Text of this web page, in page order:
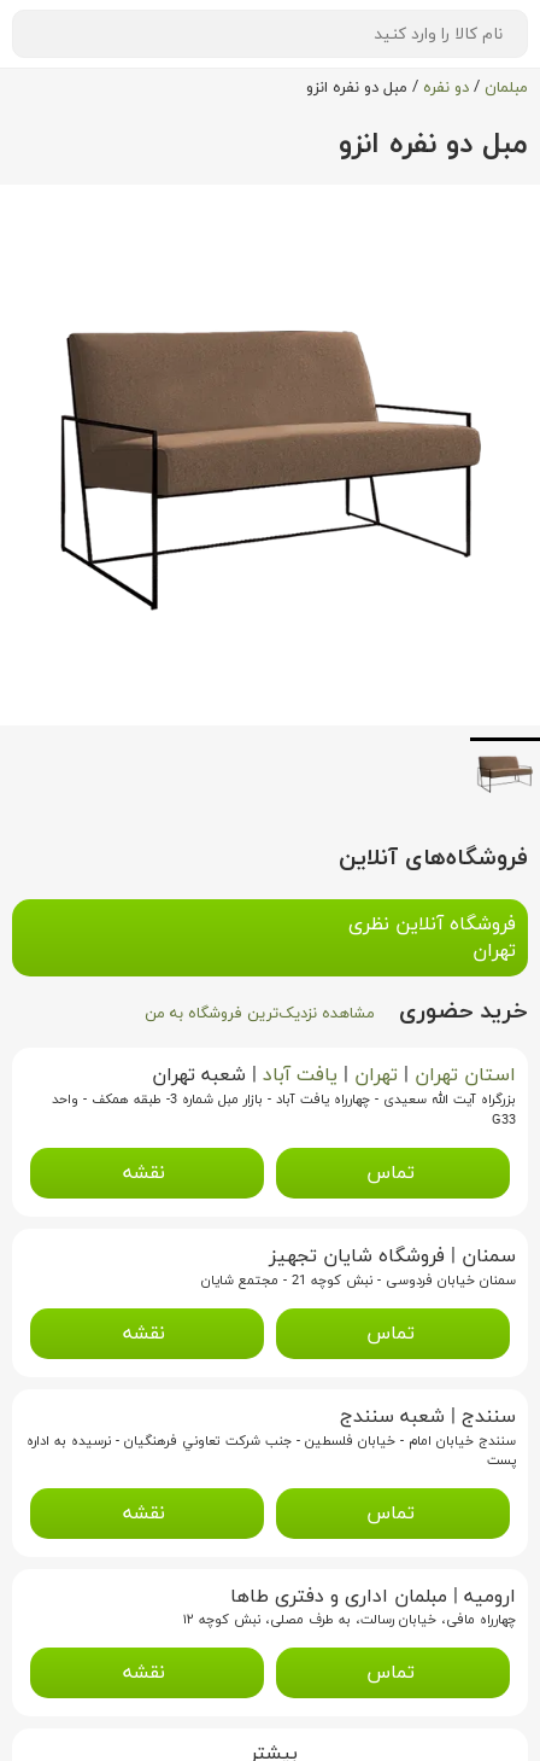
مبلمان / دو نفره / مبل دو نفره انزو
مبل دو نفره انزو
فروشگاه‌های آنلاین
فروشگاه آنلاین نظری
تهران
خرید حضوری مشاهده نزدیک‌ترین فروشگاه به من
استان تهران | تهران | یافت آباد | شعبه تهران
بزرگراه آیت الله سعیدی - چهارراه یافت آباد - بازار مبل شماره 3- طبقه همکف - واحد
G33
تماس نقشه
سمنان | فروشگاه شایان تجهیز
سمنان خیابان فردوسی - نبش کوچه 21 - مجتمع شایان
تماس نقشه
سنندج | شعبه سنندج
سنندج خيابان امام - خيابان فلسطين - جنب شرکت تعاوني فرهنگيان - نرسيده به اداره
پست
تماس نقشه
ارومیه | مبلمان اداری و دفتری طاها
چهار‌راه مافی، خیابان رسالت، به طرف مصلی، نبش کوچه ۱۲
تماس نقشه
بیشتر